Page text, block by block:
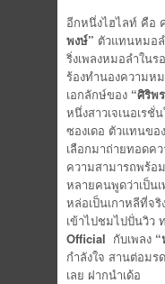
อีกหนึ่งไฮไลท์ คือ
พงษ์” ตัวแทนหมอ
ริ่งเพลงหมอลำใน
ร้องทำนองความห
เอกลักษ์ของ “ศิริพ
หนึ่งสาวเจเนอเรชั่
ซองเดอ ตัวแทนข
เลือกมาถ่ายทอดค
ความสามารถพร้อ
หลายคนพูดว่าเป็น
หล่อเป็นเกาหลีที่จ
เข้าไปชมไปปั่นวิว
Official กับเพลง
กำลังใจ สานต่อม
เลย ฝากนำเด้อ